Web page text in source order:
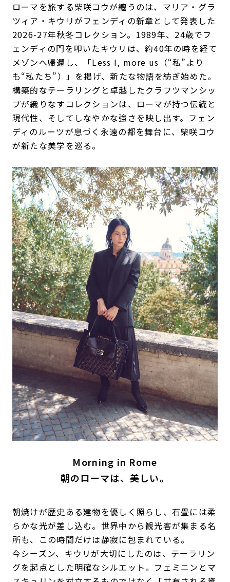
ローマを旅する柴咲コウが纏うのは、マリア・グラ
ツィア・キウリがフェンディの新章として発表した
2026-27年秋冬コレクション。1989年、24歳でフ
ェンディの門を叩いたキウリは、約40年の時を経て
メゾンへ帰還し、「Less I, more us（“私”より
も“私たち”）」を掲げ、新たな物語を紡ぎ始めた。
構築的なテーラリングと卓越したクラフツマンシッ
プが織りなすコレクションは、ローマが持つ伝統と
現代性、そしてしなやかな強さを映し出す。フェン
ディのルーツが息づく永遠の都を舞台に、柴咲コウ
が新たな美学を巡る。
Morning in Rome
朝のローマは、美しい。
朝焼けが歴史ある建物を優しく照らし、石畳には柔
らかな光が差し込む。世界中から観光客が集まる名
所も、この時間だけは静寂に包まれている。
今シーズン、キウリが大切にしたのは、テーラリン
グを起点とした明確なシルエット。フェミニンとマ